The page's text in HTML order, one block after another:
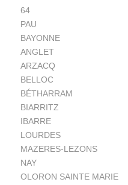
64
PAU
BAYONNE
ANGLET
ARZACQ
BELLOC
BÉTHARRAM
BIARRITZ
IBARRE
LOURDES
MAZERES-LEZONS
NAY
OLORON SAINTE MARIE